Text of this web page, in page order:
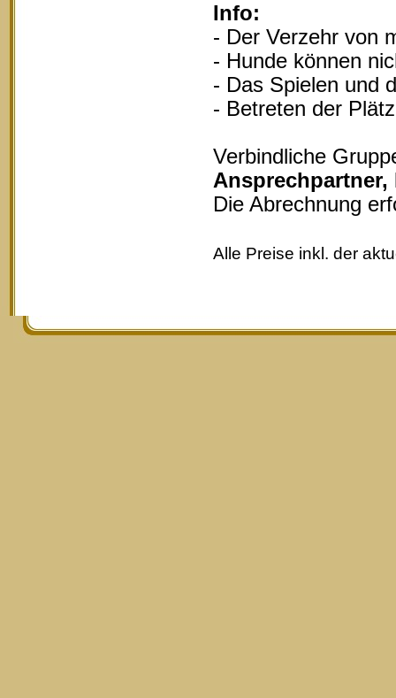
Info:
- Der Verzehr von
- Hunde können
- Das Spielen und
- Betreten der
Verbindliche
Die Abrechnung
Alle Preise inkl. der